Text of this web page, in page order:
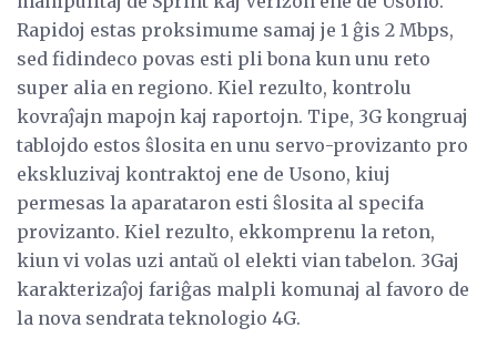
Rapidoj estas proksimume samaj je 1 ĝis 2 Mbps,
sed fidindeco povas esti pli bona kun unu reto
super alia en regiono. Kiel rezulto, kontrolu
kovraĵajn mapojn kaj raportojn. Tipe, 3G kongruaj
tablojdo estos ŝlosita en unu servo-provizanto pro
ekskluzivaj kontraktoj ene de Usono, kiuj
permesas la aparataron esti ŝlosita al specifa
provizanto. Kiel rezulto, ekkomprenu la reton,
kiun vi volas uzi antaŭ ol elekti vian tabelon. 3Gaj
karakterizaĵoj fariĝas malpli komunaj al favoro de
la nova sendrata teknologio 4G.